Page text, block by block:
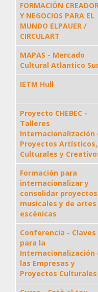
FORMACIÓN
Y NEGOCIOS PARA EL
MUNDO ELPAUER /
CIRCULART
MAPAS - Mercado
Cultural Atlantico
IETM Hull
Proyecto CHEBEC -
Talleres
Internacionalización
Proyectos Artísticos,
Culturales y
Formación para
internacionalizar y
consolidar proyectos
musicales y de artes
escénicas
Conferencia - Claves
para la
Internacionalización
las Empresas y
Proyectos Culturales